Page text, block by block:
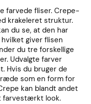
farvede fliser. Crepe-
krakeleret struktur.
du se, at den har
giver flisen
du tre forskellige
Udvalgte farver
Hvis du bruger de
som en form for
kan blandt andet
farvestærkt look.